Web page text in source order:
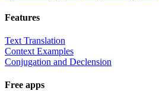
Features
Text Translation
Context Examples
Conjugation and Declension
Free apps